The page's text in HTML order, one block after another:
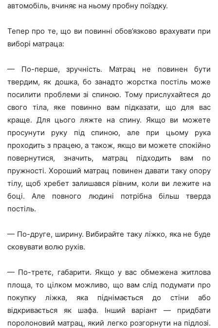
автомобіль, вчиняє на ньому пробну поїздку.
Тепер про те, що ви повинні обов’язково врахувати при
виборі матраца:
— По-перше, зручність. Матрац не повинен бути
твердим, як дошка, бо занадто жорстка постіль може
посилити проблеми зі спиною. Тому прислухайтеся до
свого тіла, яке повинно вам підказати, що для вас
краще. Для цього ляжте на спину. Якщо ви можете
просунути руку під спиною, але при цьому рука
проходить з працею, а також, якщо ви можете спокійно
повернутися, значить, матрац підходить вам по
пружності. Хороший матрац повинен давати таку опору
тілу, щоб хребет залишався рівним, коли ви лежите на
боці. Але повного людині потрібна більш тверда
постіль.
— По-друге, ширину. Вибирайте таку ліжко, яка не буде
сковувати волю рухів.
— По-третє, габарити. Якщо у вас обмежена житлова
площа, то цілком можливо, що вам слід подумати про
покупку ліжка, яка піднімається до стіни або
відкривається як шафа. Інший варіант — придбати
поролоновий матрац, який легко розгорнути на підлозі.